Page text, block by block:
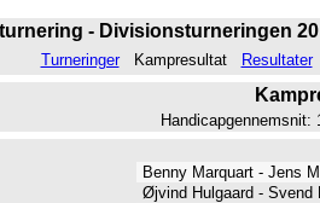
- Divisionsturneringen
Turneringer Kampresultat Resultater
Handicapgennemsnit:
Benny Marquart - Jens
Øjvind Hulgaard -